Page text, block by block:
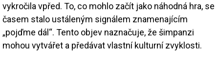
vykročila vpřed. To, co mohlo začít jako náhodná hra, se
časem stalo ustáleným signálem znamenajícím
„pojďme dál“. Tento objev naznačuje, že šimpanzi
mohou vytvářet a předávat vlastní kulturní zvyklosti.